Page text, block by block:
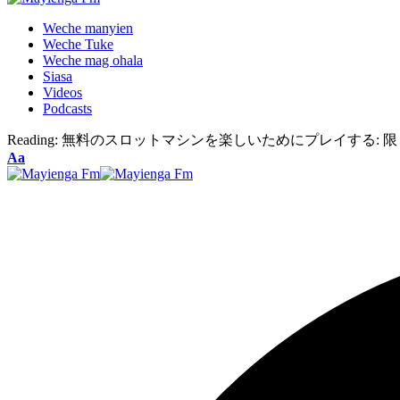
Weche manyien
Weche Tuke
Weche mag ohala
Siasa
Videos
Podcasts
Reading: 無料のスロットマシンを楽しいためにプレイする:
Font
Resizer
Aa